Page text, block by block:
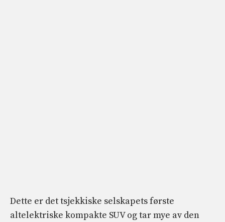
Dette er det tsjekkiske selskapets første
altelektriske kompakte SUV og tar mye av den